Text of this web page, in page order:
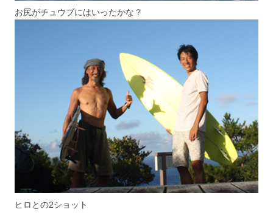
お尻がチュウブにはいったかな？
ヒロとの2ショット